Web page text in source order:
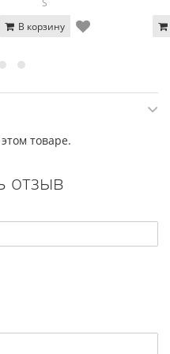
В корзину
товаре.
отзыв